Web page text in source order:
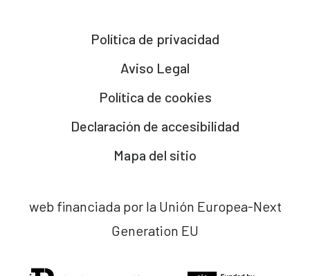
Política de privacidad
Aviso Legal
Política de cookies
Declaración de accesibilidad
Mapa del sitio
web financiada por la Unión Europea-Next
Generation EU